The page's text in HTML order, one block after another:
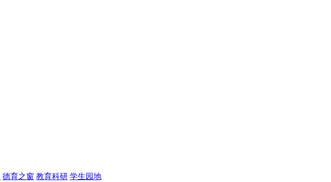
德育之窗 教育科研 学生园地